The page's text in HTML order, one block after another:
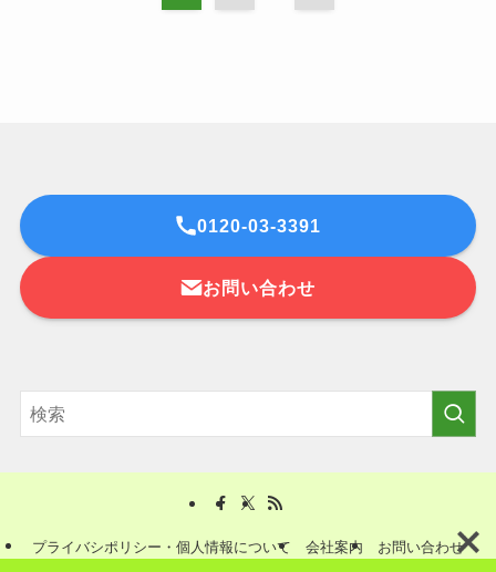
0120-03-3391
お問い合わせ
プライバシポリシー・個人情報について 会社案内 お問い合わせ